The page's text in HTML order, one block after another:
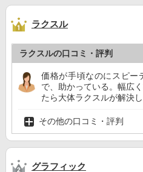
ラクスル
ラクスルの口コミ・評判
価格が手頃なのにスピー
で、助かっている。幅広
たら大体ラクスルが解決
その他の口コミ・評判
グラフィック